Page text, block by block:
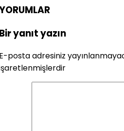
yanıt yazın
posta adresiniz